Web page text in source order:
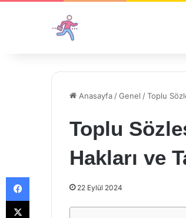
Anasayfa /Genel /Toplu
Toplu
Hakları ve
22 Eylül 2024
Facebook
X